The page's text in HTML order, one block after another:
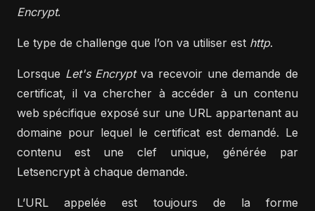
Encrypt.
Le type de challenge que l’on va utiliser est http.
Lorsque Let's Encryptva recevoir une demande de
certificat, il va chercher à accéder à un contenu
web spécifique exposé sur une URL appartenant au
domaine pour lequel le certificat est demandé. Le
contenu est une clef unique, générée par
Letsencrypt à chaque demande.
L’URL appelée est toujours de la forme